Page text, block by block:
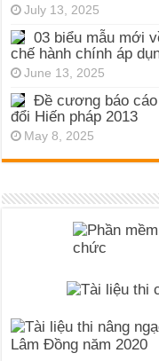
July 13, 2025
03 biểu mẫu mới
chế hành chính áp
June 13, 2025
Đề cương báo
đổi Hiến pháp 2013
May 8, 2025